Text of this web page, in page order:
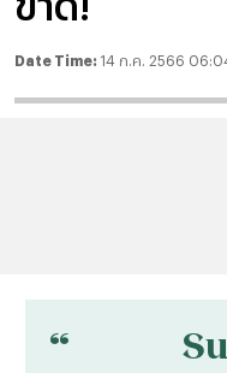
Date Time: 14 ก.ค. 2566
“